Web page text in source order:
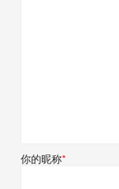
你的昵称*